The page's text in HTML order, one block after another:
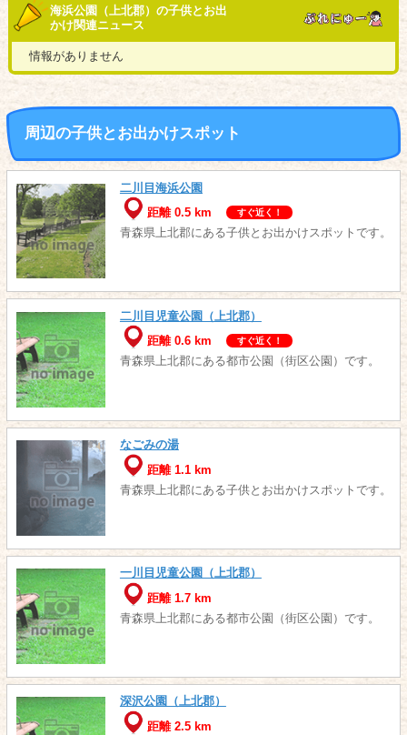
海浜公園（上北郡）の子供とお出
かけ関連ニュース
情報がありません
周辺の子供とお出かけスポット
二川目海浜公園
距離 0.5 km
すぐ近く！
青森県上北郡にある子供とお出かけスポットです。
二川目児童公園（上北郡）
距離 0.6 km
すぐ近く！
青森県上北郡にある都市公園（街区公園）です。
なごみの湯
距離 1.1 km
青森県上北郡にある子供とお出かけスポットです。
一川目児童公園（上北郡）
距離 1.7 km
青森県上北郡にある都市公園（街区公園）です。
深沢公園（上北郡）
距離 2.5 km